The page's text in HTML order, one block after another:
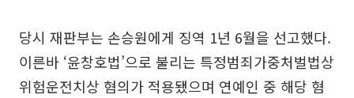
당시 재판부는 손승원에게 징역 1년 6월을 선고했다.
이른바 ‘윤창호법’으로 불리는 특정범죄가중처벌법상
위험운전치상 혐의가 적용됐으며 연예인 중 해당 혐